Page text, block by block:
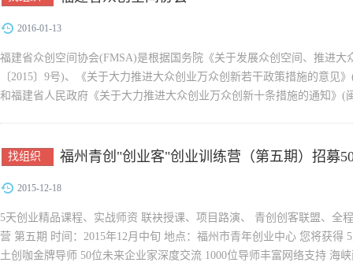
2016-01-13
福建省众创空间协会(FMSA)是根据国务院《关于发展众创空间、推进大
〔2015〕9号)、《关于大力推进大众创业万众创新若干政策措施的意见
和福建省人民政府《关于大力推进大众创业万众创新十条措施的通知》(
找组织 福州青创"创业客"创业训练营（第五期）招募
2015-12-18
5天创业精品课程、实战师资 联袂授课、项目路演、 青创创客联盟、全
营 第五期 时间：2015年12月中旬 地点：福州市青年创业中心 您将获得
土创咖金牌导师 50位未来企业家深度交流 1000位导师丰富网络支持 海